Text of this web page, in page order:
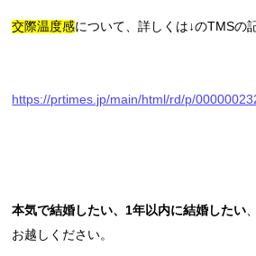
交際温度感について、詳しくは↓のTMSの
https://prtimes.jp/main/html/rd/p/
本気で結婚したい、1年以内に結婚したい
お越しください。